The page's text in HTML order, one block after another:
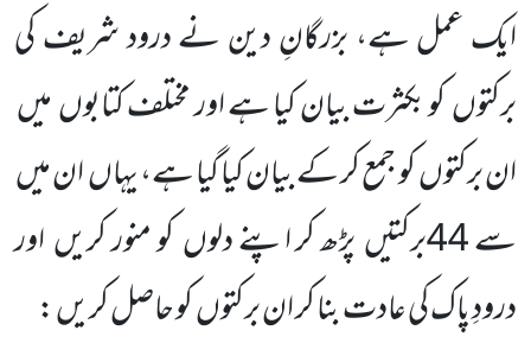
ایک عمل ہے، بزرگانِ دین نے درود شریف کی
برکتوں کو بکثرت بیان کیا ہے اور مختلف کتابوں میں
ان برکتوں کو جمع کر کے بیان کیا گیا ہے، یہاں ان میں
سے 44برکتیں پڑھ کر اپنے دلوں کو منور کریں اور
درودِ پاک کی عادت بنا کر ان برکتوں کو حاصل کریں :